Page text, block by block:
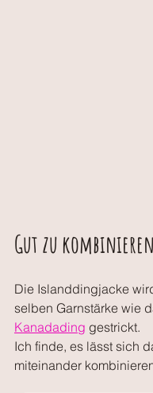
Gut zu
Die Islanddingjacke
selben Garnstärke wie
Kanadading gestrickt.
Ich finde, es lässt sich
miteinander